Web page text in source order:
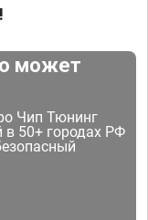
может
Чип Тюнинг
в 50+ городах РФ